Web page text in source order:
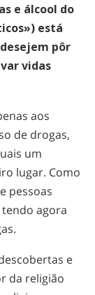
Ucraniano
Croata
Turco
e álcool do
está
pôr
vidas
aos
de drogas,
um
lugar. Como
pessoas
agora
e
da religião